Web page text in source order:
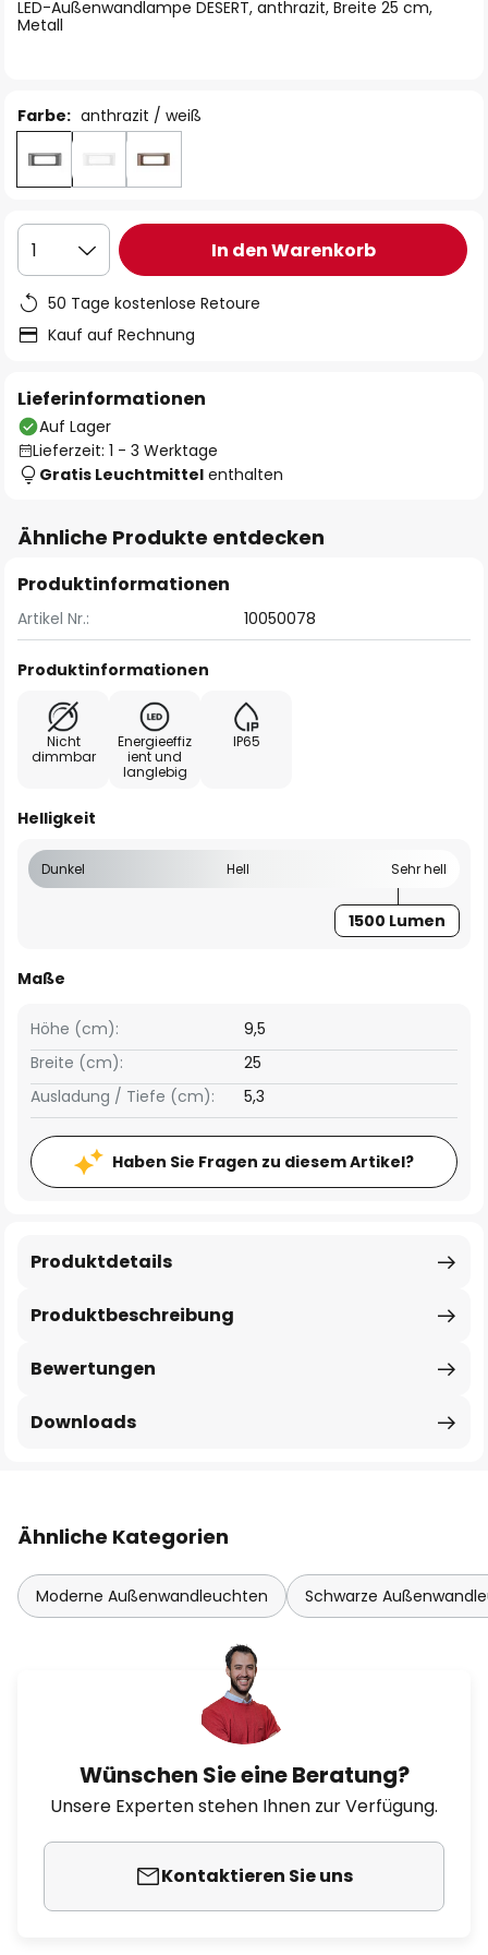
LED-Außenwandlampe DESERT, anthrazit, Breite 25 cm,
Metall
Farbe: anthrazit / weiß
1 In den Warenkorb
50 Tage kostenlose Retoure
Kauf auf Rechnung
Lieferinformationen
Auf Lager
Lieferzeit: 1 - 3 Werktage
Gratis Leuchtmittel enthalten
Ähnliche Produkte entdecken
Produktinformationen
Artikel Nr.: 10050078
Produktinformationen
Nicht
dimmbar
Energieeffiz
ient und
langlebig
IP65
Helligkeit
Dunkel Hell Sehr hell
1500 Lumen
Maße
Breite (cm): 25
Höhe (cm): 9,5
Ausladung / Tiefe (cm): 5,3
Haben Sie Fragen zu diesem Artikel?
Produktbeschreibung
Produktdetails
Bewertungen
Downloads
Ähnliche Kategorien
Moderne Außenwandleuchten Schwarze
Wünschen Sie eine Beratung?
Unsere Experten stehen Ihnen zur Verfügung.
Kontaktieren Sie uns